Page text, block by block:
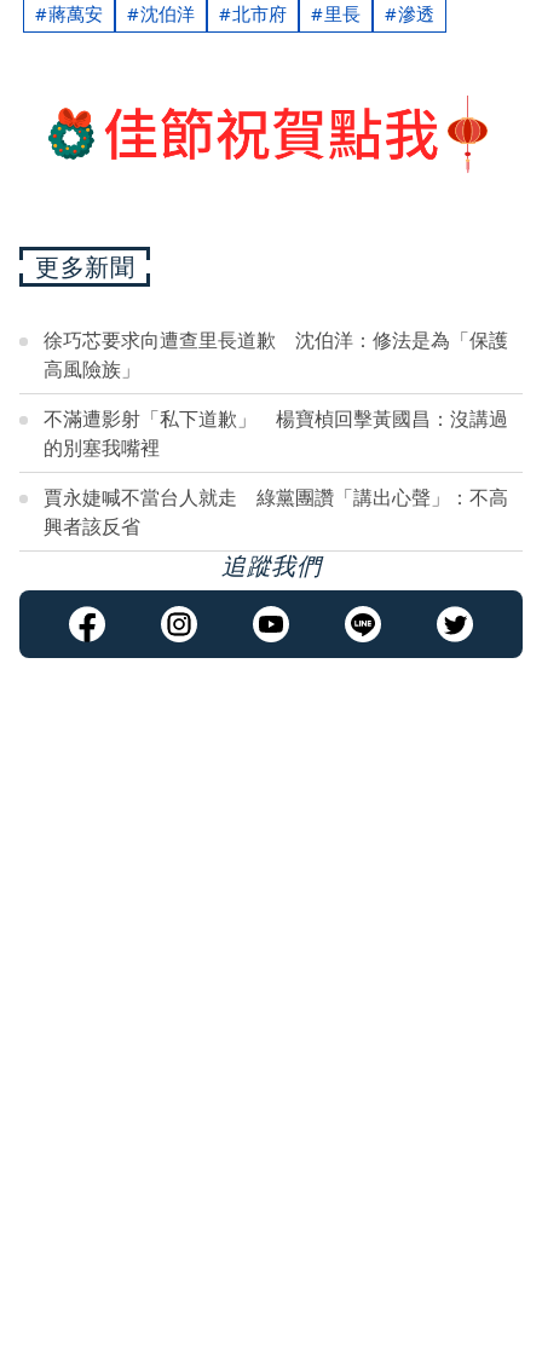
蔣萬安 沈伯洋 北市府 里長 滲透
更多新聞
徐巧芯要求向遭查里長道歉 沈伯洋：修法是為「保護
高風險族」
不滿遭影射「私下道歉」 楊寶楨回擊黃國昌：沒講過
的別塞我嘴裡
賈永婕喊不當台人就走 綠黨團讚「講出心聲」：不高
興者該反省
追蹤我們